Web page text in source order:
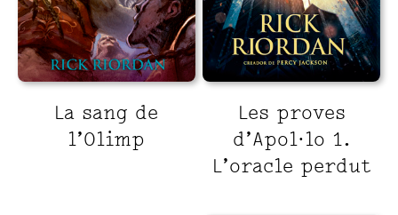
La sang de
l’Olimp
Les proves
d’Apol·lo 1.
L’oracle perdut